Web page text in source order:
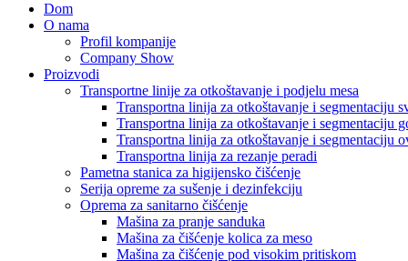
Dom
O nama
Profil kompanije
Company Show
Proizvodi
Transportne linije za otkoštavanje i podjelu mesa
Transportna linija za otkoštavanje i segmentaciju
Transportna linija za otkoštavanje i segmentaciju
Transportna linija za otkoštavanje i segmentaciju
Transportna linija za rezanje peradi
Pametna stanica za higijensko čišćenje
Serija opreme za sušenje i dezinfekciju
Oprema za sanitarno čišćenje
Mašina za pranje sanduka
Mašina za čišćenje kolica za meso
Mašina za čišćenje pod visokim pritiskom